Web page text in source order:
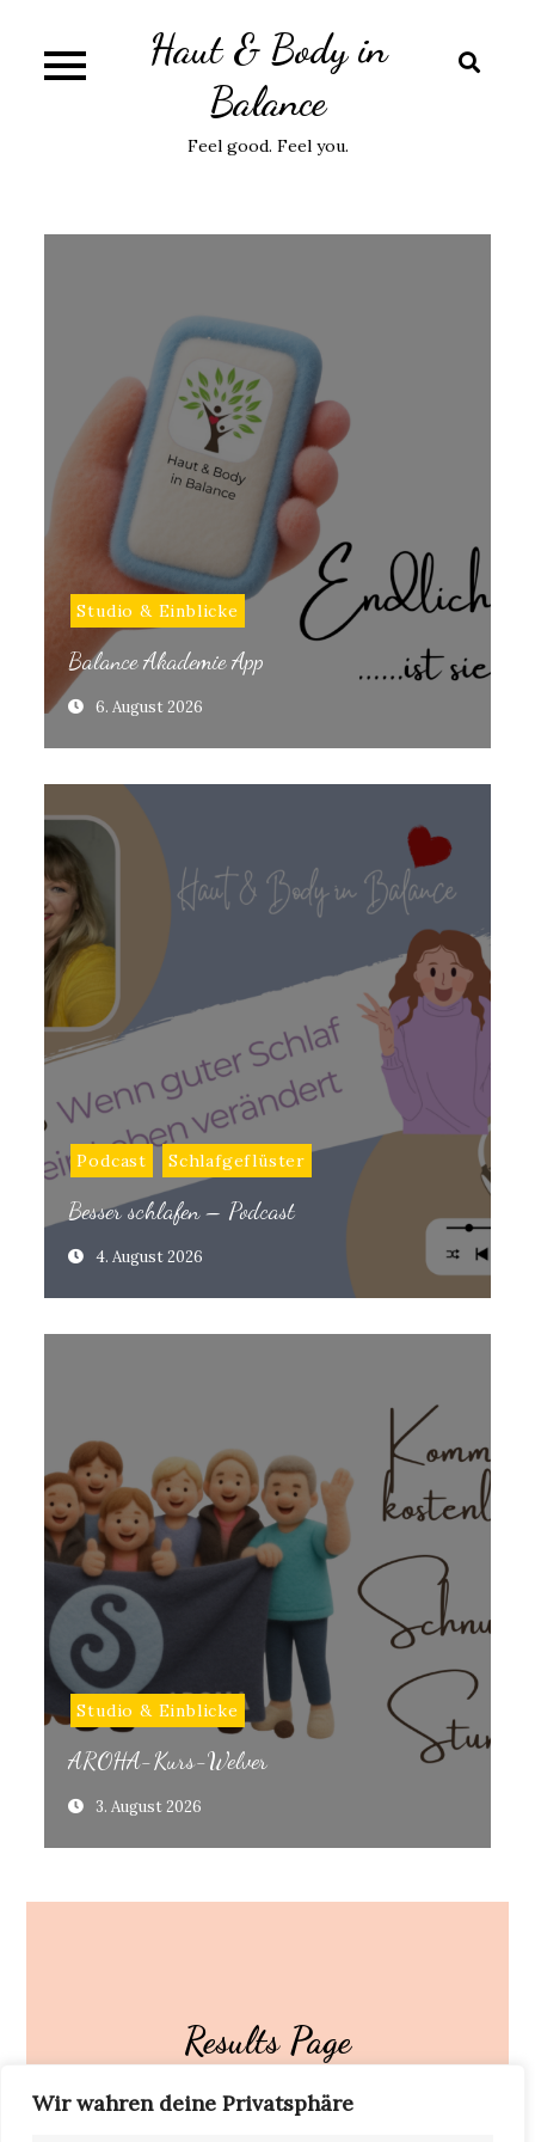
Wir wahren deine Privatsphäre
content
Haut & Body in
Balance
Feel good. Feel you.
Studio & Einblicke
Balance Akademie App
6. August 2026
Podcast Schlafgeflüster
Besser schlafen – Podcast
4. August 2026
Studio & Einblicke
AROHA-Kurs-Welver
3. August 2026
Results Page